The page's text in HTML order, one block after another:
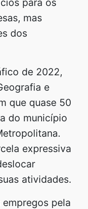
para os
mas
dos
de 2022,
e
que quase 50
do município
expressiva
atividades.
pela